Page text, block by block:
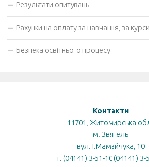
Результати опитувань
Рахунки на оплату за навчання, за
Безпека освітнього процесу
Контакти
11701, Житомирська
м. Звягель
вул. І.Мамайчука, 10
т. (04141) 3-51-10 (04141) 3-